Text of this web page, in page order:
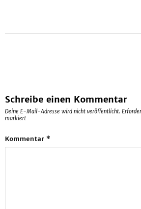
Schreibe einen Kommentar
Deine E-Mail-Adresse wird nicht veröffentlicht.
markiert
Kommentar *